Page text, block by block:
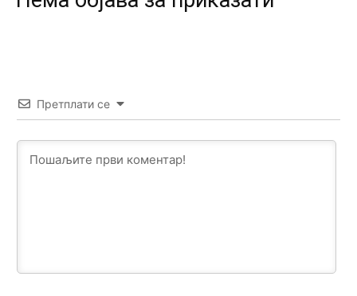
Претплати се
Анонимно2807895
Dobro zboris 791,ovaj721 dok nije bilo interneta,samo